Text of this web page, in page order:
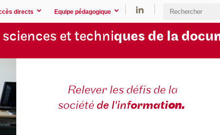
directs Equipe pédagogique
sciences et techniques de la docu
Relever les défis de la
sociétéde l'information.